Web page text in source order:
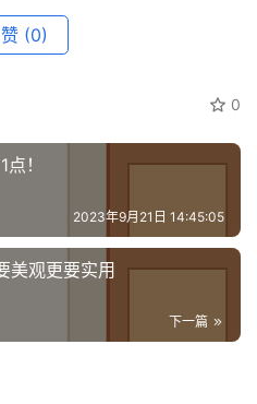
赞 (0)
0
！
2023年9月21日 14:45:05
美观更要实用
下一篇